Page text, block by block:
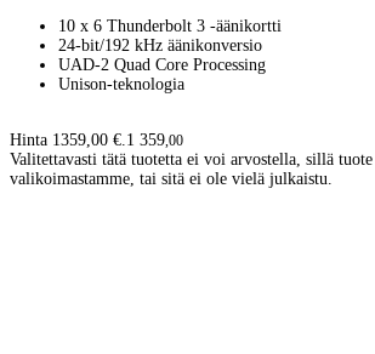
10 x 6 Thunderbolt 3 -äänikortti
24-bit/192 kHz äänikonversio
UAD-2 Quad Core Processing
Unison-teknologia
Hinta 1359,00 €. 1 359,00
Valitettavasti tätä tuotetta ei voi arvostella, sillä
valikoimastamme, tai sitä ei ole vielä julkaistu.